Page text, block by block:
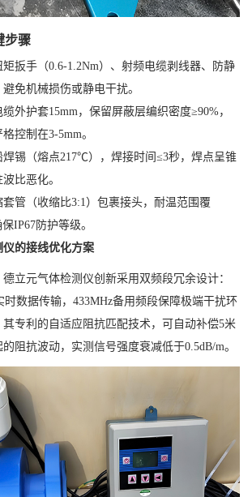
步骤
扳手（0.6-1.2Nm）、射频电缆剥线器、防静
免机械损伤或静电干扰。
缆外护套15mm，保留屏蔽层编织密度≥90%，
控制在3-5mm。
焊锡（熔点217℃），焊接时间≤3秒，焊点呈锥
比恶化。
套管（收缩比3:1）包裹接头，耐温范围覆
IP67防护等级。
的接线优化方案
立元气体检测仪创新采用双频段冗余设计：
时数据传输，433MHz备用频段保障极端干扰环
专利的自适应阻抗匹配技术，可自动补偿5米
阻抗波动，实测信号强度衰减低于0.5dB/m。